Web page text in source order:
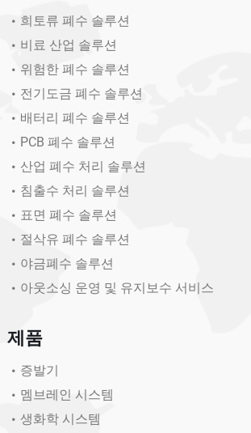
희토류 폐수 솔루션
비료 산업 솔루션
위험한 폐수 솔루션
전기도금 폐수 솔루션
배터리 폐수 솔루션
PCB 폐수 솔루션
산업 폐수 처리 솔루션
침출수 처리 솔루션
표면 폐수 솔루션
절삭유 폐수 솔루션
야금폐수 솔루션
아웃소싱 운영 및 유지보수 서비스
제품
증발기
멤브레인 시스템
생화학 시스템